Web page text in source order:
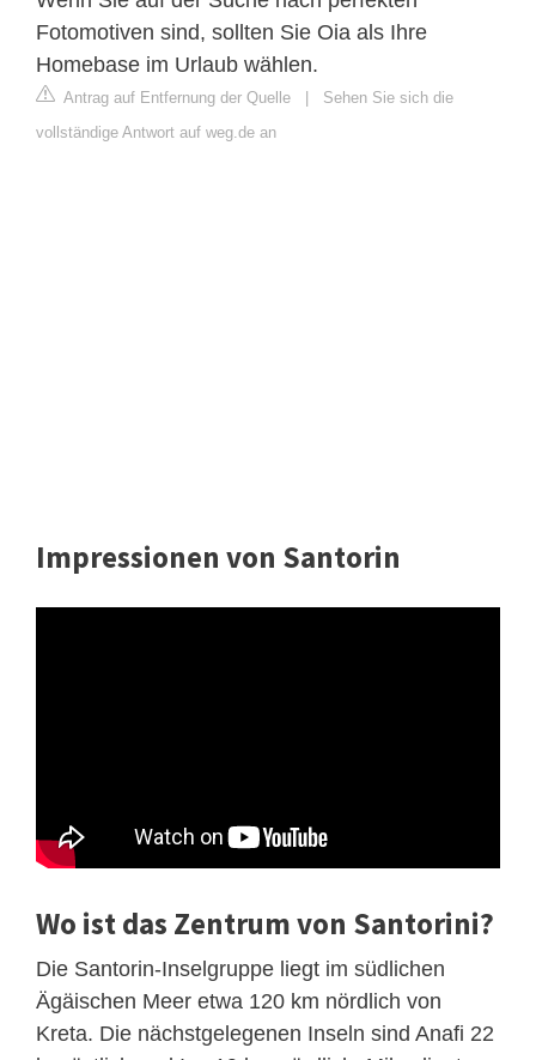
Fotomotiven sind, sollten Sie Oia als Ihre
Homebase im Urlaub wählen.
Antrag auf Entfernung der Quelle
Sehen Sie sich die
vollständige Antwort auf weg.de an
Impressionen von Santorin
Wo ist das Zentrum von Santorini?
Die Santorin-Inselgruppe liegt im südlichen
Ägäischen Meer etwa 120 km nördlich von
Kreta. Die nächstgelegenen Inseln sind Anafi 22